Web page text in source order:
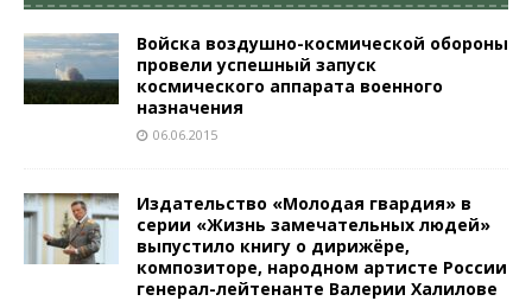
Войска воздушно-космической обороны
провели успешный запуск
космического аппарата военного
назначения
06.06.2015
Издательство «Молодая гвардия» в
серии «Жизнь замечательных людей»
выпустило книгу о дирижёре,
композиторе, народном артисте России
генерал-лейтенанте Валерии Халилове